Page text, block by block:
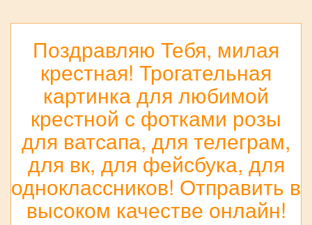
Поздравляю Тебя, милая
крестная! Трогательная
картинка для любимой
крестной с фотками розы
для ватсапа, для телеграм,
для вк, для фейсбука, для
одноклассников! Отправить в
высоком качестве онлайн!